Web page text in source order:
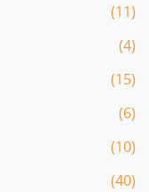
(11)
(4)
(15)
(6)
(10)
(40)